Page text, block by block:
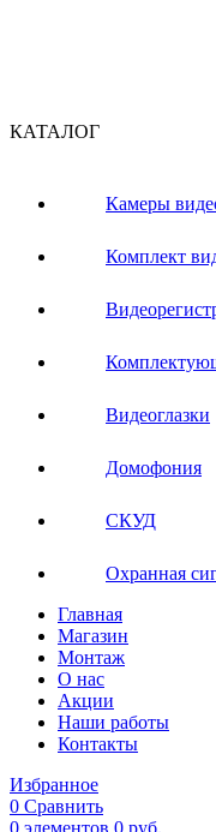
КАТАЛОГ
Камеры
Комплект
Видеоглазки
Домофония
СКУД
Охранная
Главная
Магазин
Монтаж
О нас
Акции
Наши работы
Контакты
Избранное
0 Сравнить
0 элементов 0 руб.